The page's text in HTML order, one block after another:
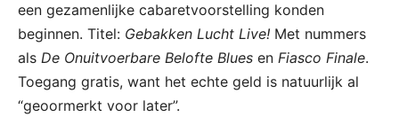
een gezamenlijke cabaretvoorstelling konden
beginnen. Titel: Gebakken Lucht Live! Met nummers
als De Onuitvoerbare Belofte Blues en Fiasco Finale.
Toegang gratis, want het echte geld is natuurlijk al
“geoormerkt voor later”.